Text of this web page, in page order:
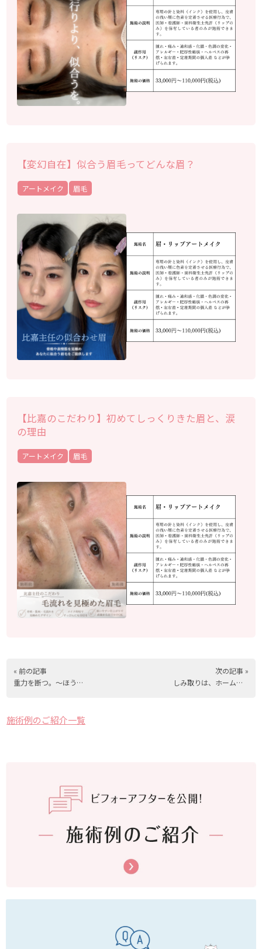
【変幻自在】似合う眉毛ってどんな眉？
アートメイク 眉毛
【比嘉のこだわり】初めてしっくりきた眉と、涙
の理由
アートメイク 眉毛
« 前の記事
重力を断つ。～ほうれい線ボトックス～
次の記事 »
しみ取りは、ホームケアが重要？！
施術例のご紹介一覧